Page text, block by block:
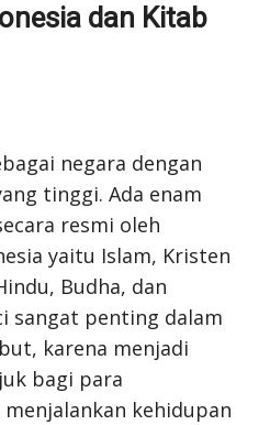
dan Kitab
negara dengan
tinggi. Ada enam
resmi oleh
yaitu Islam, Kristen
Budha, dan
sangat penting dalam
karena menjadi
bagi para
kehidupan